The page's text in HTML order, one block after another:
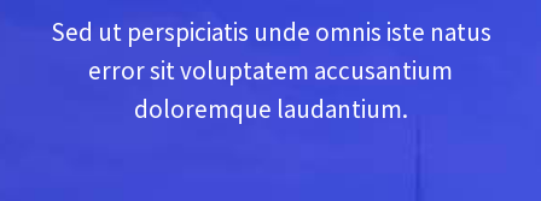
Sed ut perspiciatis unde omnis iste natus
error sit voluptatem accusantium
doloremque laudantium.